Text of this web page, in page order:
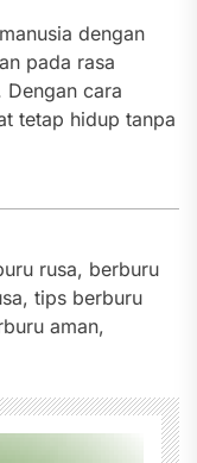
dengan
pada rasa
cara
tetap hidup tanpa
rusa, berburu
tips berburu
aman,